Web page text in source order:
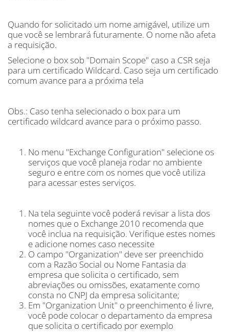
Quando for solicitado um nome amigável, utilize um
que você se lembrará futuramente. O nome não afeta
a requisição.
Selecione o box sob "Domain Scope" caso a CSR seja
para um certificado Wildcard. Caso seja um certificado
comum avance para a próxima tela
Obs.: Caso tenha selecionado o box para um
certificado wildcard avance para o próximo passo.
No menu "Exchange Configuration" selecione os
serviços que você planeja rodar no ambiente
seguro e entre com os nomes que você utiliza
para acessar estes serviços.
Na tela seguinte você poderá revisar a lista dos
nomes que o Exchange 2010 recomenda que
você inclua na requisição. Verifique estes nomes
e adicione nomes caso necessite
O campo "Organization" deve ser preenchido
com a Razão Social ou Nome Fantasia da
empresa que solicita o certificado, sem
abreviações ou omissões, exatamente como
consta no CNPJ da empresa solicitante;
Em "Organization Unit" o preenchimento é livre,
você pode colocar o departamento da empresa
que solicita o certificado por exemplo